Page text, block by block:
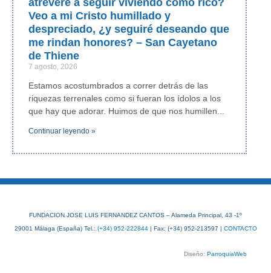
atreveré a seguir viviendo como rico?
Veo a mi Cristo humillado y
despreciado, ¿y seguiré deseando que
me rindan honores? – San Cayetano
de Thiene
7 agosto, 2026
Estamos acostumbrados a correr detrás de las
riquezas terrenales como si fueran los ídolos a los
que hay que adorar. Huimos de que nos humillen
Continuar leyendo »
FUNDACION JOSE LUIS FERNANDEZ CANTOS – Alameda Principal, 43 -1º
29001 Málaga (España) Tel.: (+34) 952-222844| Fax: (+34) 952-213597 | CONTACTO
Diseño: ParroquiaWeb